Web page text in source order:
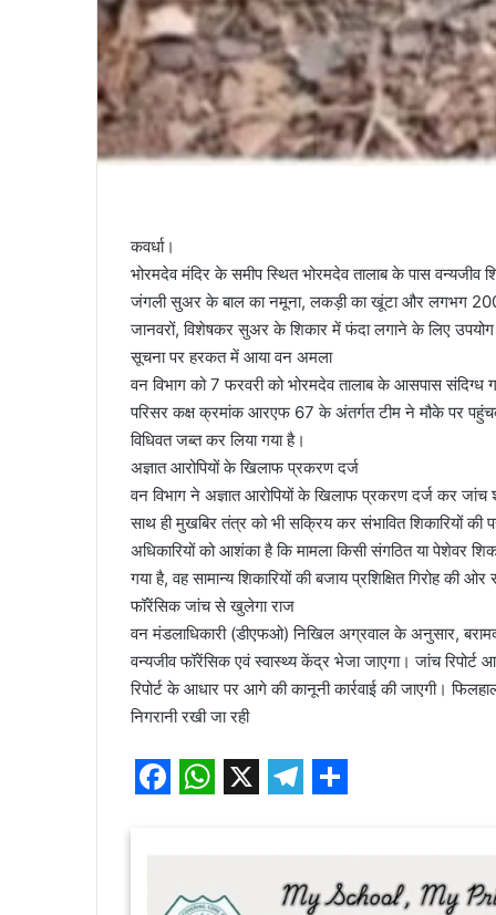
कवर्धा।
भोरमदेव मंदिर के समीप स्थित भोरमदेव तालाब के पास
जंगली सुअर के बाल का नमूना, लकड़ी का खूंटा और लगभग 200
जानवरों, विशेषकर सुअर के शिकार में फंदा लगाने के लिए उपयोग
सूचना पर हरकत में आया वन अमला
वन विभाग को 7 फरवरी को भोरमदेव तालाब के आसपास संदिग्ध
परिसर कक्ष क्रमांक आरएफ 67 के अंतर्गत टीम ने मौके पर
विधिवत जब्त कर लिया गया है।
अज्ञात आरोपियों के खिलाफ प्रकरण दर्ज
वन विभाग ने अज्ञात आरोपियों के खिलाफ प्रकरण दर्ज कर
साथ ही मुखबिर तंत्र को भी सक्रिय कर संभावित शिकारियों
अधिकारियों को आशंका है कि मामला किसी संगठित या पेशेवर
गया है, वह सामान्य शिकारियों की बजाय प्रशिक्षित गिरोह की
फॉरेंसिक जांच से खुलेगा राज
वन मंडलाधिकारी (डीएफओ) निखिल अग्रवाल के अनुसार, बरामद
वन्यजीव फॉरेंसिक एवं स्वास्थ्य केंद्र भेजा जाएगा। जांच
रिपोर्ट के आधार पर आगे की कानूनी कार्रवाई की जाएगी।
निगरानी रखी जा रही
a